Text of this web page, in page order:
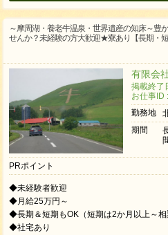
～摩周湖・養老牛温泉・世界遺産の知床～豊
せんか？未経験の方大歓迎★寮あり【長期・短
有限会
掲載終了
お仕事ID
勤務地
期間
PRポイント
◆未経験者歓迎
◆月給25万円～
◆長期＆短期もOK（短期は2か月以上～相
◆社宅あり